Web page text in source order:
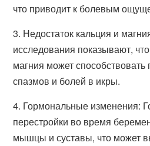
что приводит к болевым
3. Недостаток кальция и
исследования показывают,
магния может
спазмов и болей в икры.
4. Гормональные изменения:
перестройки во время
мышцы и суставы, что может